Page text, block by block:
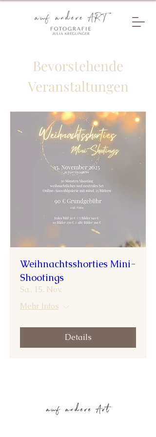
Bevorstehende
Veranstaltungen
Weihnachtsshorties Mini-
Shootings
Sa., 15. Nov.
Mehr Infos
Details